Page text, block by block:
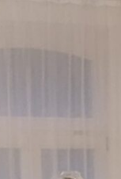
Mittelpunkt
Lenzburg
mit so vielen